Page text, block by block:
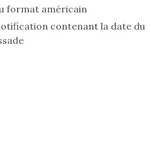
format américain
contenant la date du